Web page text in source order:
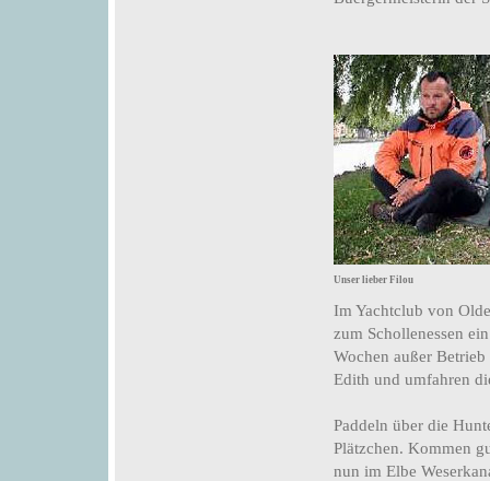
Unser lieber Filou
Im Yachtclub von
zum Schollenessen
Wochen außer
Edith und umfahren
Paddeln über die
Plätzchen. Kommen
nun im Elbe